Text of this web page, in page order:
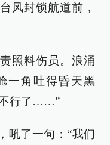
风封锁航道前，
照料伤员。浪涌
一角吐得昏天黑
不行了……”
吼了一句：“我们